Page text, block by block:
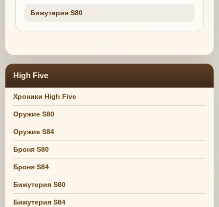
Бижутерия S80
High Five
Хроники High Five
Оружие S80
Оружие S84
Броня S80
Броня S84
Бижутерия S80
Бижутерия S84